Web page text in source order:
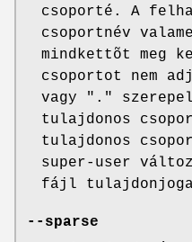
csoporté. A
csoportnév
mindkettõt meg
csoportot nem
vagy "."
tulajdonos
tulajdonos
super-user
fájl
--sparse